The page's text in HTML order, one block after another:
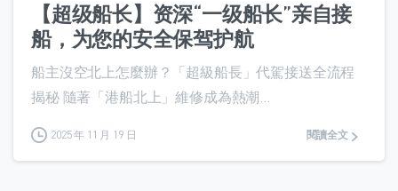
【超级船长】资深“一级船长”亲自接
船，为您的安全保驾护航
船主沒空北上怎麼辦？「超級船長」代駕接送全流程
揭秘 隨著「港船北上」維修成為熱潮...
2025 年 11 月 19 日 閱讀全文